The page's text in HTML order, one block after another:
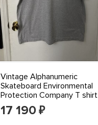
Vintage Alphanumeric
Skateboard Environmental
Protection Company T shirt
XL Y2K
17 190 ₽